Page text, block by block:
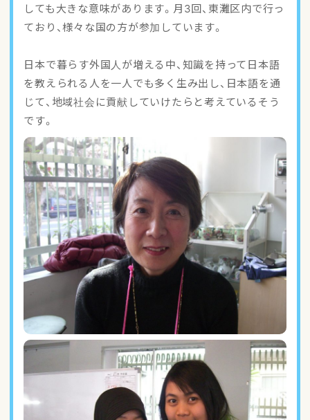
しても大きな意味があります。月3回、東灘区内で行っ
ており、様々な国の方が参加しています。
日本で暮らす外国人が増える中、知識を持って日本語
を教えられる人を一人でも多く生み出し、日本語を通
じて、地域社会に貢献していけたらと考えているそう
です。